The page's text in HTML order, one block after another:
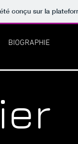
conçu sur la
BIOGRAPHIE